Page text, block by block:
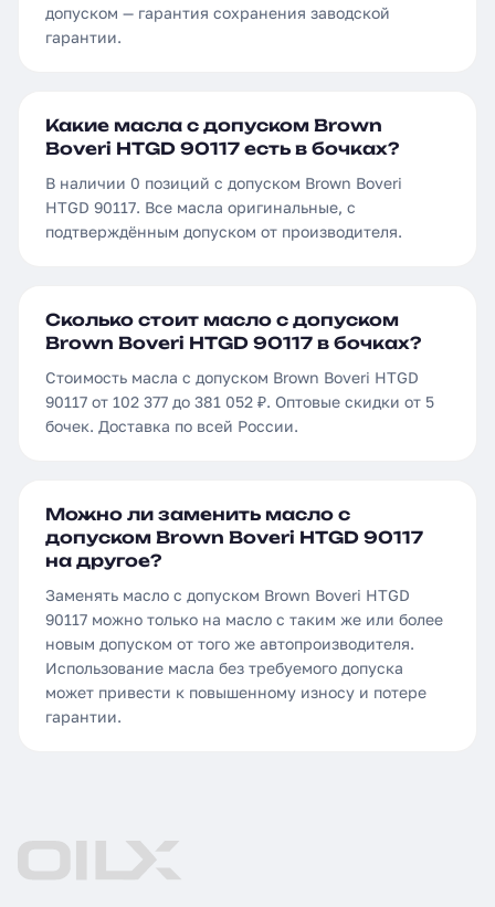
допуском — гарантия сохранения заводской
гарантии.
Какие масла с допуском Brown
Boveri HTGD 90117 есть в бочках?
В наличии 0 позиций с допуском Brown Boveri
HTGD 90117. Все масла оригинальные, с
подтверждённым допуском от производителя.
Сколько стоит масло с допуском
Brown Boveri HTGD 90117 в бочках?
Стоимость масла с допуском Brown Boveri HTGD
90117 от 102 377 до 381 052 ₽. Оптовые скидки от 5
бочек. Доставка по всей России.
Можно ли заменить масло с
допуском Brown Boveri HTGD 90117
на другое?
Заменять масло с допуском Brown Boveri HTGD
90117 можно только на масло с таким же или более
новым допуском от того же автопроизводителя.
Использование масла без требуемого допуска
может привести к повышенному износу и потере
гарантии.